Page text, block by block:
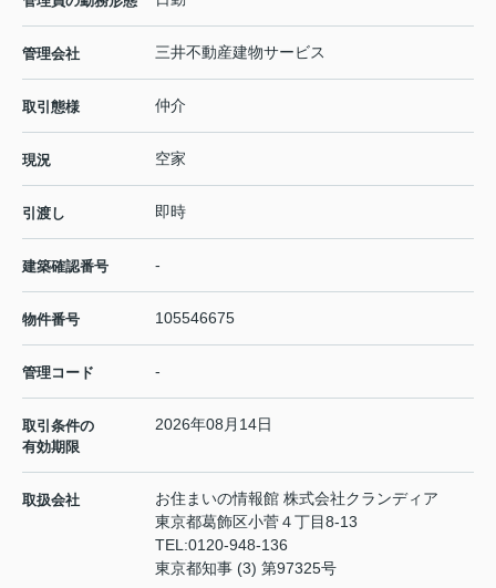
管理会社 三井不動産建物サービス
取引態様 仲介
現況 空家
引渡し 即時
建築確認番号 -
物件番号 105546675
管理コード -
取引条件の
有効期限
2026年08月14日
取扱会社
お住まいの情報館 株式会社クランディア
東京都葛飾区小菅４丁目8-13
TEL:0120-948-136
東京都知事 (3) 第97325号